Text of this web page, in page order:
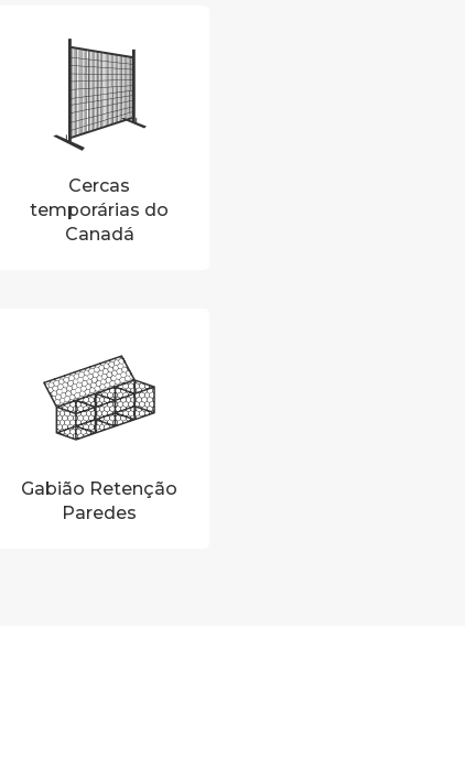
Cercas
temporárias do
Canadá
Gabião Retenção
Paredes